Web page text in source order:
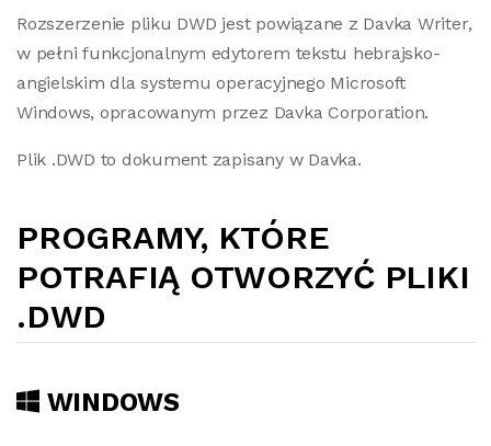
Rozszerzenie pliku DWD jest powiązane z Davka Writer,
w pełni funkcjonalnym edytorem tekstu hebrajsko-
angielskim dla systemu operacyjnego Microsoft
Windows, opracowanym przez Davka Corporation.
Plik .DWD to dokument zapisany w Davka.
PROGRAMY, KTÓRE
POTRAFIĄ OTWORZYĆ PLIKI
.DWD
WINDOWS